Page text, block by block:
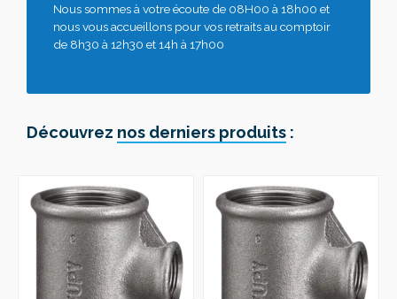
Nous sommes à votre écoute de 08H00 à 18h00 et
nous vous accueillons pour vos retraits au comptoir
de 8h30 à 12h30 et 14h à 17h00
Découvrez nos derniers produits :